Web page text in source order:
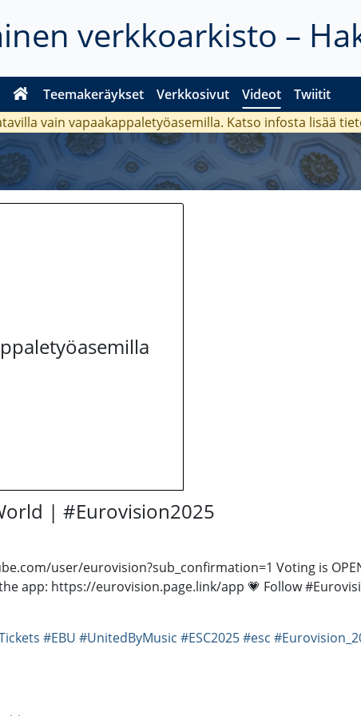
verkkoarkisto –
Teemakeräykset Verkkosivut Videot Twiitit
vain vapaakappaletyöasemilla. Katso infosta lisää
| #Eurovision2025
user/eurovision?sub_confirmation=1 ​ Voting is
app: https://eurovision.page.link/app 💗 Follow
#EBU #UnitedByMusic #ESC2025#esc